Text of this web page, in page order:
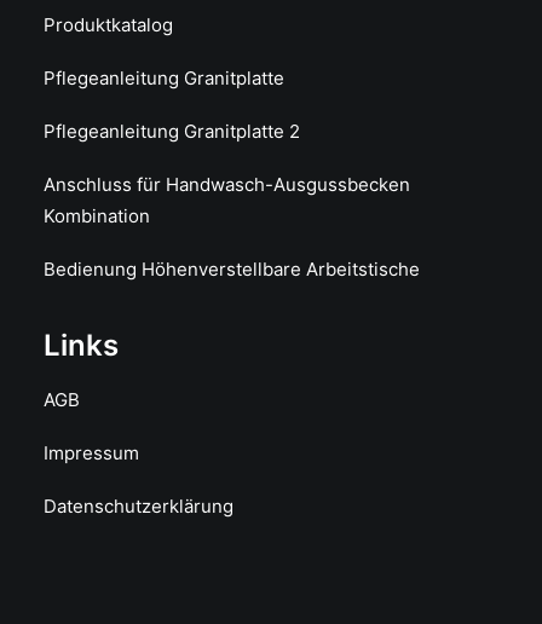
Produktkatalog
Pflegeanleitung Granitplatte
Pflegeanleitung Granitplatte 2
Anschluss für Handwasch-Ausgussbecken
Kombination
Bedienung Höhenverstellbare Arbeitstische
Links
AGB
Impressum
Datenschutzerklärung